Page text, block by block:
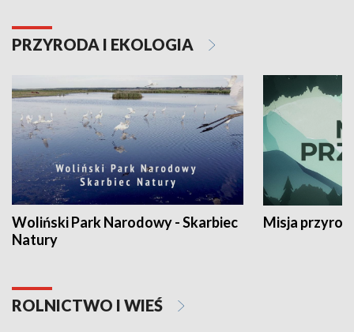
PRZYRODA I EKOLOGIA
Woliński Park Narodowy - Skarbiec
Natury
Misja
ROLNICTWO I WIEŚ